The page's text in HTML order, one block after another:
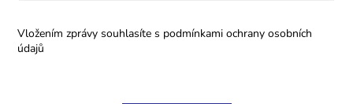
Vložením zprávy souhlasíte s podmínkami ochrany osobních
údajů